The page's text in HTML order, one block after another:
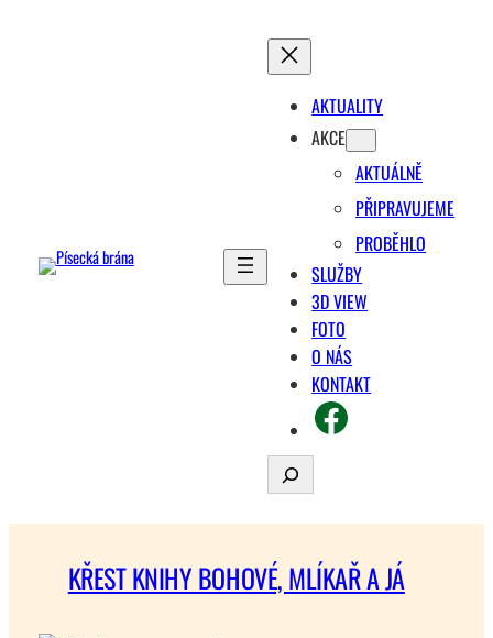
AKTUALITY
AKCE
AKTUÁLNĚ
PŘIPRAVUJEME
PROBĚHLO
SLUŽBY
3D VIEW
FOTO
O NÁS
KONTAKT
FACEBOOK
Hledat
KŘEST KNIHY BOHOVÉ, MLÍKAŘ A JÁ